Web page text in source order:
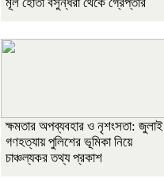
ক্ষমতার অপব্যবহার ও নৃশংসতা: জুলাই
গণহত্যায় পুলিশের ভূমিকা নিয়ে
চাঞ্চল্যকর তথ্য প্রকাশ